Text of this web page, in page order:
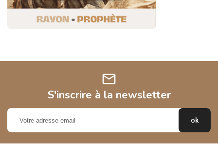
mail
S'inscrire à la newsletter